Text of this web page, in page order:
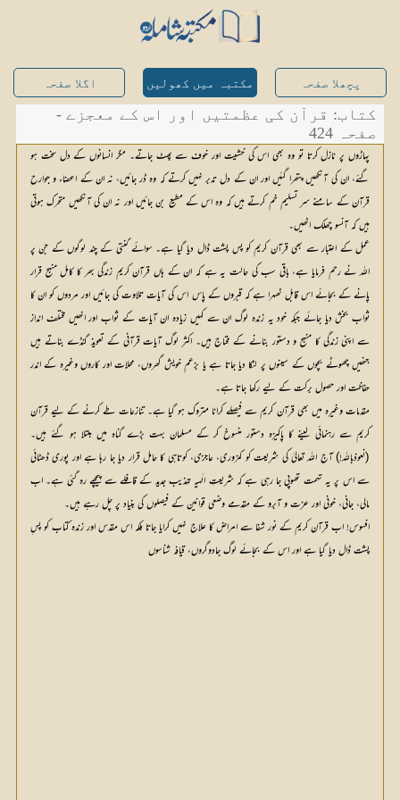
پچھلا صفحہ مکتبہ میں کھولیں اگلا صفحہ
کتاب: قرآن کی عظمتیں اور اس کے معجزے -
صفحہ 424
پہاڑوں پر نازل کرتا تو وہ بھی اس کی خشیت اور خوف سے پھٹ جاتے۔ مگر انسانوں کے دل سخت ہو
گئے، ان کی آنکھیں پتھرا گئیں اور ان کے دل تدبر نہیں کرتے کہ وہ ڈر جائیں، نہ ان کے اعضاء و جوارح
قرآن کے سامنے سر تسلیم خم کرتے ہیں کہ وہ اس کے مطیع بن جائیں اور نہ ان کی آنکھیں متحرک ہوتی
ہیں کہ آنسو چھلک اٹھیں۔
عمل کے اعتبار سے بھی قرآن کریم کو پس پشت ڈال دیا گیا ہے۔ سوائے گنتی کے چند لوگوں کے جن پر
اللہ نے رحم فرمایا ہے، باقی سب کی حالت یہ ہے کہ ان کے ہاں قرآن کریم زندگی بھر کا کامل منہج قرار
پانے کے بجائے اس قابل ٹھہرا ہے کہ قبروں کے پاس اس کی آیات تلاوت کی جائیں اور مردوں کو ان کا
ثواب بخش دیا جائے جبکہ خود یہ زندہ لوگ ان سے کہیں زیادہ ان آیات کے ثواب اور انھیں مختلف انداز
سے اپنی زندگی کا منہج و دستور بنانے کے محتاج ہیں۔ اکثر لوگ آیات قرآنی کے تعویذ گنڈے بناتے ہیں
جنھیں چھوٹے بچوں کے سینوں پر لٹکا دیا جاتا ہے یا بزعم خویش گھروں، محلات اور کاروں وغیرہ کے اندر
حفاظت اور حصول برکت کے لیے رکھا جاتا ہے۔
مقدمات وغیرہ میں بھی قرآن کریم سے فیصلے کرانا متروک ہو گیا ہے۔ تنازعات طے کرنے کے لیے قرآن
کریم سے رہنمائی لینے کا پاکیزہ دستور منسوخ کر کے مسلمان بہت بڑے گناہ میں مبتلا ہو گئے ہیں۔
(نعوذباللہ!) آج اللہ تعالیٰ کی شریعت کو کمزوری، عاجزی، کوتاہی کا حامل قرار دیا جا رہا ہے اور پوری ڈھٹائی
سے اس پر یہ تہمت تھوپی جا رہی ہے کہ شریعتِ الٰہیہ تہذیب جدید کے قافلے سے پیچھے رہ گئی ہے۔ اب
مالی، جانی، خونی اور عزت و آبرو کے مقدمے وضعی قوانین کے فیصلوں کی بنیاد پر چل رہے ہیں۔
افسوس! اب قرآن کریم کے نور شفا سے امراض کا علاج نہیں کرایا جاتا بلکہ اس مقدس اور زندہ کتاب کو پسِ
پشت ڈال دیا گیا ہے اور اس کے بجائے لوگ جادوگروں، قیافہ شناسوں